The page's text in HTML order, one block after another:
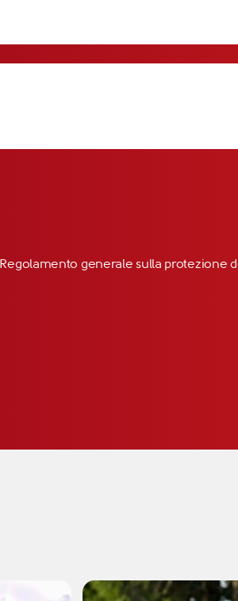
generale sulla protezione